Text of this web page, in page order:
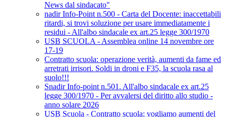
News dal sindacato"
nadir Info-Point n.500 - Carta del Docente: inaccettabili
ritardi, si trovi soluzione per usare immediatamente i
residui - All'albo sindacale ex art.25 legge 300/1970
USB SCUOLA - Assemblea online 14 novembre ore
17-19
Contratto scuola: operazione verità, aumenti da fame ed
arretrati irrisori. Soldi in droni e F35, la scuola rasa al
suolo!!!
Snadir Info-point n.501. All'albo sindacale ex art.25
legge 300/1970 - Per avvalersi del diritto allo studio -
anno solare 2026
USB Scuola - Contratto scuola: vogliamo aumenti del